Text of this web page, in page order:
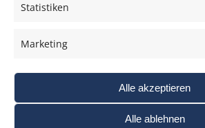
Statistiken
Marketing
Alle akzeptieren
Alle ablehnen